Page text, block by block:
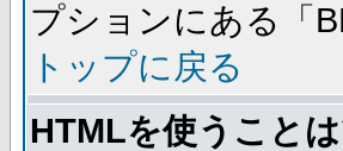
プションにある「
トップに戻る
HTMLを使うこと